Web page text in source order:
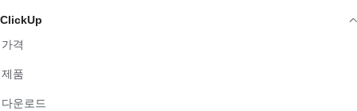
ClickUp
가격
제품
다운로드